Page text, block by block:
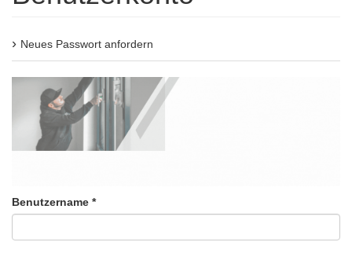
Haupt-Reiter
Neues Passwort anfordern
Benutzername *